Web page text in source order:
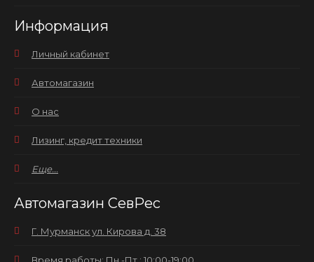
Информация
Личный кабинет
Автомагазин
О нас
Лизинг, кредит техники
Еще...
Автомагазин СевРес
Г. Мурманск ул. Кирова д. 38